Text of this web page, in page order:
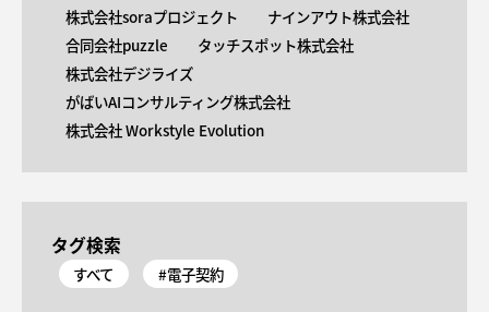
株式会社soraプロジェクト
ナインアウト株式会社
合同会社puzzle
タッチスポット株式会社
株式会社デジライズ
がばいAIコンサルティング株式会社
株式会社 Workstyle Evolution
タグ検索
すべて #電子契約